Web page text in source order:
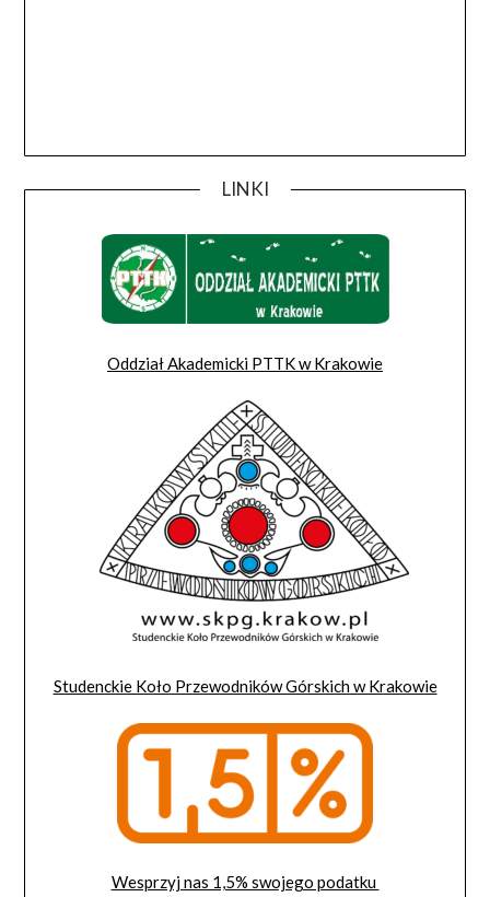
LINKI
Oddział Akademicki PTTK w Krakowie
Studenckie Koło Przewodników Górskich w Krakowie
Wesprzyj nas 1,5% swojego podatku